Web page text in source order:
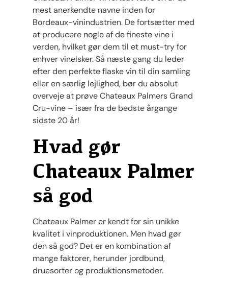
mest anerkendte navne inden for
Bordeaux-vinindustrien. De fortsætter med
at producere nogle af de fineste vine i
verden, hvilket gør dem til et must-try for
enhver vinelsker. Så næste gang du leder
efter den perfekte flaske vin til din samling
eller en særlig lejlighed, bør du absolut
overveje at prøve Chateaux Palmers Grand
Cru-vine – især fra de bedste årgange
sidste 20 år!
Hvad gør
Chateaux Palmer
så god
Chateaux Palmer er kendt for sin unikke
kvalitet i vinproduktionen. Men hvad gør
den så god? Det er en kombination af
mange faktorer, herunder jordbund,
druesorter og produktionsmetoder.